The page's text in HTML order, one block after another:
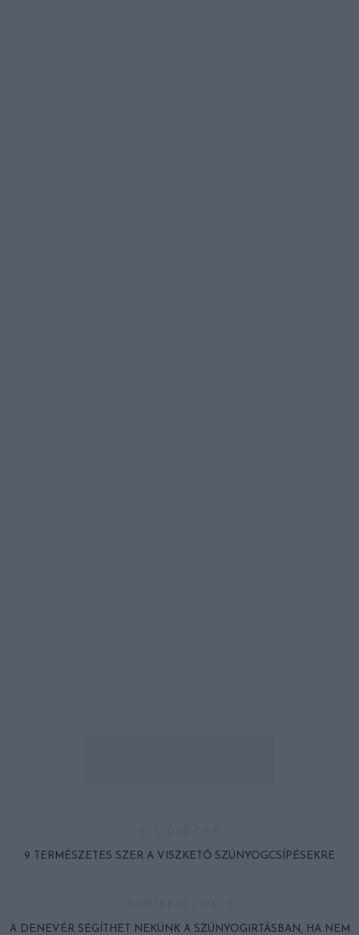
9 TERMÉSZETES SZER A VISZKETŐ SZÚNYOGCSÍPÉSEKRE
A DENEVÉR SEGÍTHET NEKÜNK A SZÚNYOGIRTÁSBAN, HA NEM